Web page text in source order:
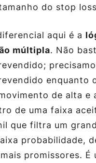
do stop
aqui é a
múltipla. Não
enquanto
de alta e
de uma faixa
que filtra um
probabilidade,
promissores. É